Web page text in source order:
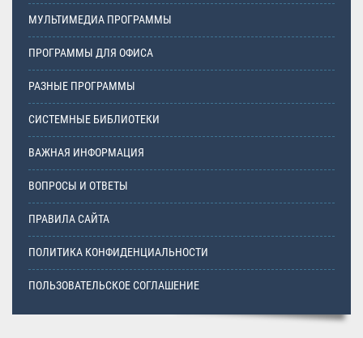
МУЛЬТИМЕДИА ПРОГРАММЫ
ПРОГРАММЫ ДЛЯ ОФИСА
РАЗНЫЕ ПРОГРАММЫ
СИСТЕМНЫЕ БИБЛИОТЕКИ
ВАЖНАЯ ИНФОРМАЦИЯ
ВОПРОСЫ И ОТВЕТЫ
ПРАВИЛА САЙТА
ПОЛИТИКА КОНФИДЕНЦИАЛЬНОСТИ
ПОЛЬЗОВАТЕЛЬСКОЕ СОГЛАШЕНИЕ